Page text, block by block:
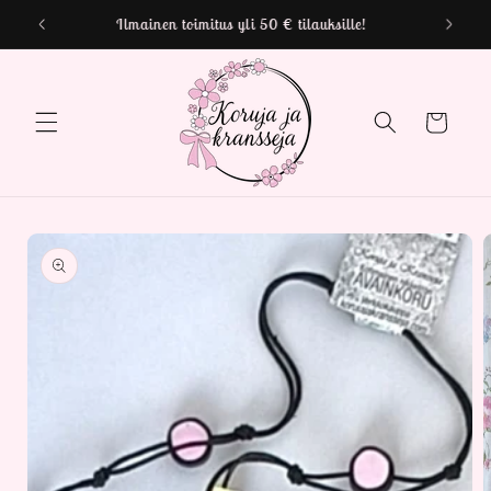
siirry
sisältöön
Toimituskulut alkaen 2,50 €
Ostoskori
Siirry
tuotetietoihin